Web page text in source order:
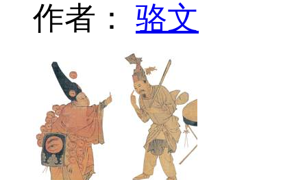
作者： 骆文